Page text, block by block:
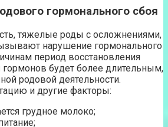
гормонального сбоя
тяжелые роды с осложнениями,
нарушение гормонального
период восстановления
гормонов будет более длительным,
родовой деятельности.
и другие факторы:
грудное молоко;